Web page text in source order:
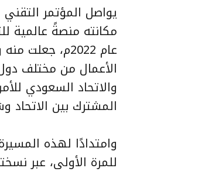
يواصل المؤتمر
مكانته منصةً عالمية
عام 2022م،
الأعمال من مختلف دول
والاتحاد السعودي
المشترك بين الاتحاد
وامتدادًا لهذه